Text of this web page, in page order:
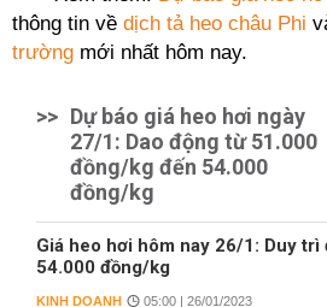
thông tin về dịch tả heo châu Phi
trường mới nhất hôm nay.
>> Dự báo giá heo hơi ngày
27/1: Dao động từ 51.000
đồng/kg đến 54.000
đồng/kg
Giá heo hơi hôm nay 26/1: Duy
54.000 đồng/kg
KINH DOANH 05:00 | 26/01/2023